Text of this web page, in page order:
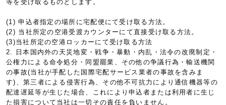
等を受け取るものとします。
(1) 申込者指定の場所に宅配便にて受け取る方法。
(2) 当社所定の空港受渡カウンターにて直接受け取る方法。
(3)当社所定の空港ロッカーにて受け取る方法
2. 日本国内外の天災地変・戦争・暴動・内乱・法令の改廃制定・
公権力による命令処分・同盟罷業、その他の争議行為・輸送機関
の事故(当社が手配した国際宅配サービス業者の事故を含みま
す)、第三者による侵害行為、その他不可抗力により通信機器等の
配達遅延等が生じた場合、これにより申込者または利用者に生じ
た損害について当社は一切その責任を負いません。